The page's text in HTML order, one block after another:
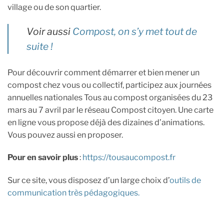
village ou de son quartier.
Voir aussi Compost, on s’y met tout de
suite !
Pour découvrir comment démarrer et bien mener un
compost chez vous ou collectif, participez aux journées
annuelles nationales Tous au compost organisées du 23
mars au 7 avril par le réseau Compost citoyen. Une carte
en ligne vous propose déjà des dizaines d’animations.
Vous pouvez aussi en proposer.
Pour en savoir plus: https://tousaucompost.fr
Sur ce site, vous disposez d’un large choix d’outils de
communication très pédagogiques.